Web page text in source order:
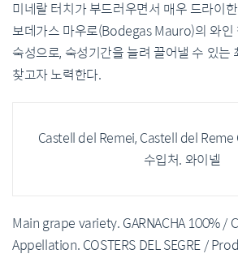
미네랄 터치가 부드러우면서 매우 드라이
보데가스 마우로(Bodegas Mauro)의 와인
숙성으로, 숙성기간을 늘려 끌어낼 수 있는
찾고자 노력한다.
Castell del Remei, Castell del
수입처. 와이넬
Main grape variety. GARNACHA 100% /
Appellation. COSTERS DEL SEGRE /